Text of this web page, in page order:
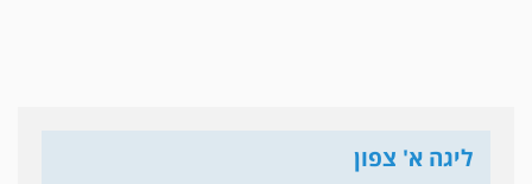
ליגה א' צפון